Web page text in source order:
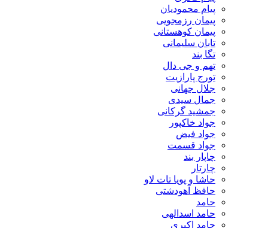
پیام محمودیان
پیمان رزمجویی
پیمان کوهستانی
تابان سلیمانی
تگا بند
تهم و جی دال
تورج پارازیت
جلال جهانی
جمال سیدی
جمشید گرکانی
جواد خاکپور
جواد فیض
جواد قسمت
چاپار بند
چارتار
حاشا و پویا تات لاو
حافظ آهودشتی
حامد
حامد اسدالهی
حامد اکبری